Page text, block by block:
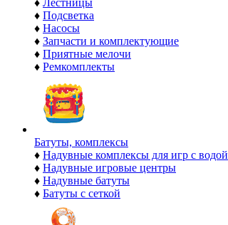
♦ Лестницы
♦ Подсветка
♦ Насосы
♦ Запчасти и комплектующие
♦ Приятные мелочи
♦ Ремкомплекты
Батуты, комплексы
♦ Надувные комплексы для игр с водой
♦ Надувные игровые центры
♦ Надувные батуты
♦ Батуты с сеткой